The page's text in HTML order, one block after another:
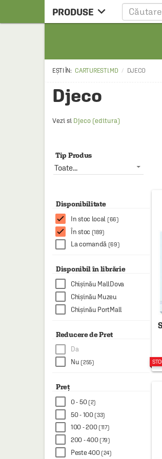
PRODUSE 
CARTE RUSA
RAFTURI ALESE
MANGA
SCOLARESTI
HOME & DECO
CEAI & ACCESORII
HAINE SI ACCESORII
JOCURI SI JUCARII
PLAYGROUND
COSMETICE
CURSURI LIMBI STRAINE
PROMOȚII ȘI SELECȚII
CARTURESTI.MD DJECO
Djeco
Vezi si Djeco (editura)
Tip Produs
Toate...
Disponibilitate
In stoc local (66)
În stoc (189)
La comandă (69)
Disponibil în librărie
Chișinău MallDova
Chișinău Muzeu
Chișinău PortMall
Reducere de Pret
Da
Nu (255)
Preț
0 - 50 (2)
50 - 100 (33)
100 - 200 (117)
200 - 400 (79)
Peste 400 (24)